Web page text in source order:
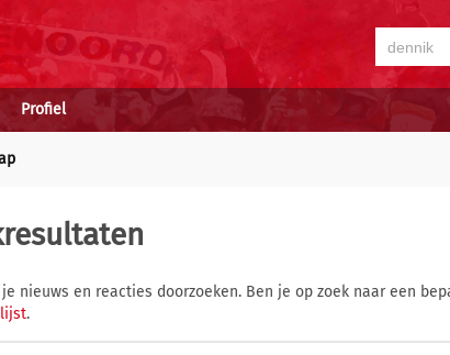
Profiel
nieuws en reacties doorzoeken. Ben je op zoek naar een
.